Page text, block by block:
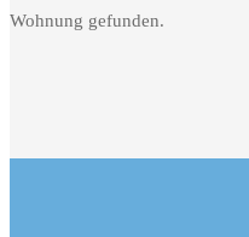
Wohnung gefunden.